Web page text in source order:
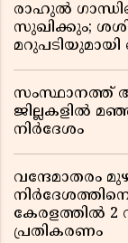
രാഹുൽ
സുഖിക്കും;
സംസ്ഥാനത്ത്
ജില്ലകളിൽ
നിർദേശം
വന്ദേമാതരം
കേരളത്തിൽ 2
പ്രതികരണം